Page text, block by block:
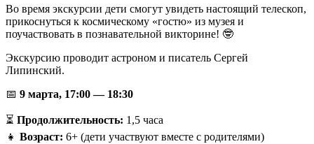
Во время экскурсии дети смогут увидеть настоящий телескоп,
прикоснуться к космическому «гостю» из музея и
поучаствовать в познавательной викторине! 🤓
Экскурсию проводит астроном и писатель Сергей
Липинский.
📅 9 марта, 17:00 — 18:30
⏳ Продолжительность: 1,5 часа
👧 Возраст: 6+ (дети участвуют вместе с родителями)